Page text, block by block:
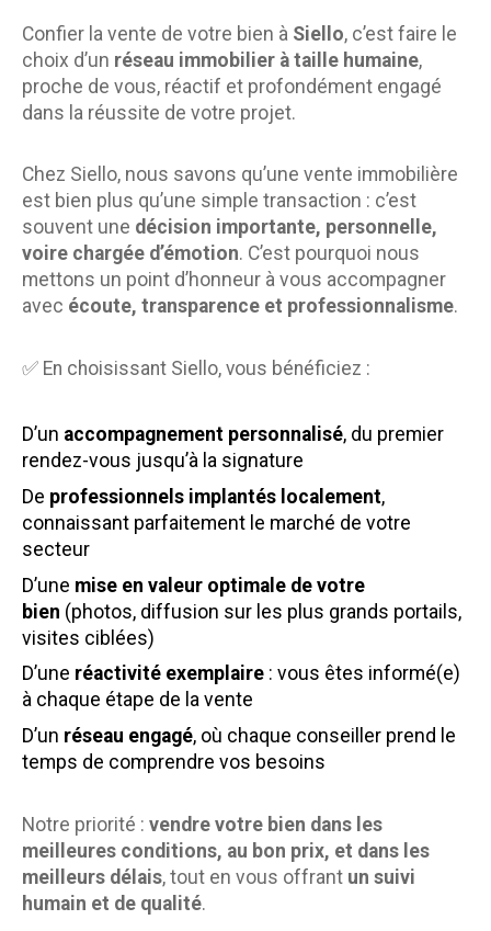
Confier la vente de votre bien à Siello, c’est faire le
choix d’un réseau immobilier à taille humaine,
proche de vous, réactif et profondément engagé
dans la réussite de votre projet.
Chez Siello, nous savons qu’une vente immobilière
est bien plus qu’une simple transaction : c’est
souvent une décision importante, personnelle,
voire chargée d’émotion. C’est pourquoi nous
mettons un point d’honneur à vous accompagner
avec écoute, transparence et professionnalisme.
✅ En choisissant Siello, vous bénéficiez :
D’un accompagnement personnalisé, du premier
rendez-vous jusqu’à la signature
De professionnels implantés localement,
connaissant parfaitement le marché de votre
secteur
D’une mise en valeur optimale de votre
bien (photos, diffusion sur les plus grands portails,
visites ciblées)
D’une réactivité exemplaire : vous êtes informé(e)
à chaque étape de la vente
D’un réseau engagé, où chaque conseiller prend le
temps de comprendre vos besoins
Notre priorité : vendre votre bien dans les
meilleures conditions, au bon prix, et dans les
meilleurs délais, tout en vous offrant un suivi
humain et de qualité.